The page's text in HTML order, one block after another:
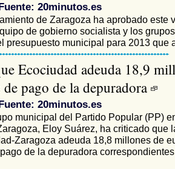
20minutos.es
de Zaragoza ha aprobado este
de gobierno socialista y los
presupuesto municipal para 2013 que
Ecociudad adeuda 18,9
pago de la depuradora
20minutos.es
municipal del Partido Popular (PP)
Eloy Suárez, ha criticado que
Zaragoza adeuda 18,8 millones de
de la depuradora